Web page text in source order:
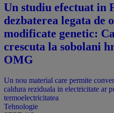
Un studiu efectuat in
dezbaterea legata de
modificate genetic:
crescuta la sobolani
OMG
Un nou material care permite
caldura reziduala in electricitate ar
termoelectricitatea
Tehnologie